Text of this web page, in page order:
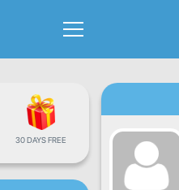
30 DAYS FREE